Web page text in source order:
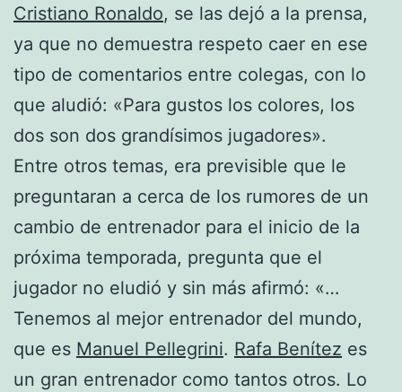
Cristiano Ronaldo, se las dejó a la prensa,
ya que no demuestra respeto caer en ese
tipo de comentarios entre colegas, con lo
que aludió: «Para gustos los colores, los
dos son dos grandísimos jugadores».
Entre otros temas, era previsible que le
preguntaran a cerca de los rumores de un
cambio de entrenador para el inicio de la
próxima temporada, pregunta que el
jugador no eludió y sin más afirmó: «…
Tenemos al mejor entrenador del mundo,
que es Manuel Pellegrini. Rafa Benítez es
un gran entrenador como tantos otros. Lo